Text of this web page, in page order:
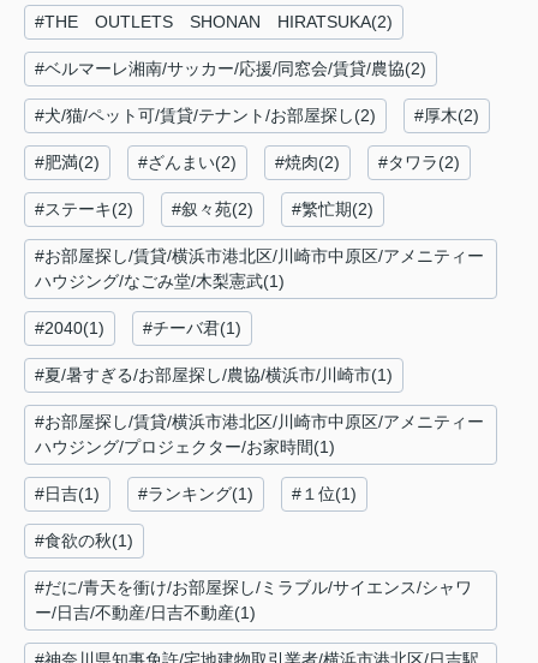
#THE OUTLETS SHONAN HIRATSUKA(2)
#ベルマーレ湘南/サッカー/応援/同窓会/賃貸/農協(2)
#犬/猫/ペット可/賃貸/テナント/お部屋探し(2) #厚木(2)
#肥満(2) #ざんまい(2) #焼肉(2) #タワラ(2)
#ステーキ(2) #叙々苑(2) #繁忙期(2)
#お部屋探し/賃貸/横浜市港北区/川崎市中原区/アメニティー
ハウジング/なごみ堂/木梨憲武(1)
#2040(1) #チーバ君(1)
#夏/暑すぎる/お部屋探し/農協/横浜市/川崎市(1)
#お部屋探し/賃貸/横浜市港北区/川崎市中原区/アメニティー
ハウジング/プロジェクター/お家時間(1)
#日吉(1) #ランキング(1) #１位(1)
#食欲の秋(1)
#だに/青天を衝け/お部屋探し/ミラブル/サイエンス/シャワ
ー/日吉/不動産/日吉不動産(1)